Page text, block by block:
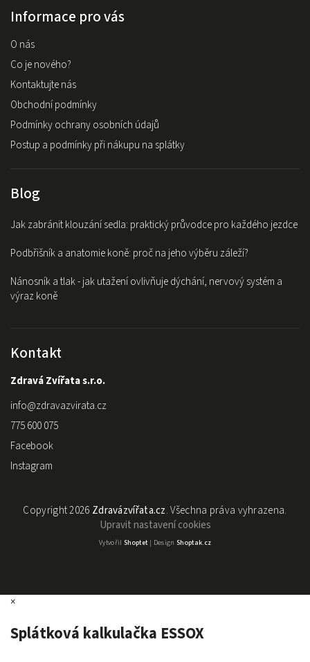
Informace pro vás
O nás
Co je nového?
Kontaktujte nás
Obchodní podmínky
Podmínky ochrany osobních údajů
Postup a podmínky při nákupu na splátky
Blog
Jak zabránit klouzání sedla: praktický průvodce pro každého jezdce
Podbřišník a anatomie koně: proč na jeho výběru záleží?
Nánosník a tlak - jak utažení ovlivňuje dýchání, nervový systém a
výraz koně
Kontakt
Zdravá Zvířata s.r.o.
info@zdravazvirata.cz
775 600 075
Facebook
Instagram
Copyright 2026 Zdravázvířata.cz. Všechna práva vyhrazena.
Upravit nastavení cookies
Vytvořil Shoptet| Design Shoptak.cz
×
Splátková kalkulačka ESSOX